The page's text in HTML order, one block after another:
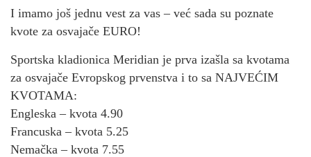
I imamo još jednu vest za vas – već sada su poznate
kvote za osvajače EURO!
Sportska kladionica Meridian je prva izašla sa kvotama
za osvajače Evropskog prvenstva i to sa NAJVEĆIM
KVOTAMA:
Engleska – kvota 4.90
Francuska – kvota 5.25
Nemačka – kvota 7.55